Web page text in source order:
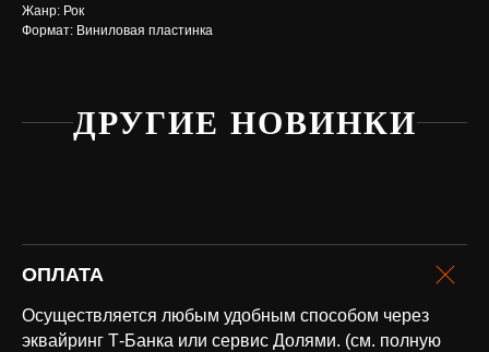
Жанр: Рок
Формат: Виниловая пластинка
ДРУГИЕ НОВИНКИ
ОПЛАТА
Осуществляется любым удобным способом через
эквайринг Т-Банка или сервис Долями. (см. полную
Нужна
помощь?
Напишите нам, мы ответим